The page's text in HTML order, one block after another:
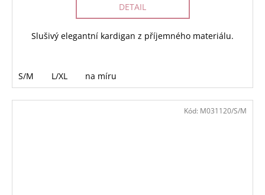
DETAIL
Slušivý elegantní kardigan z příjemného materiálu.
S/M L/XL na míru
Kód: M031120/S/M